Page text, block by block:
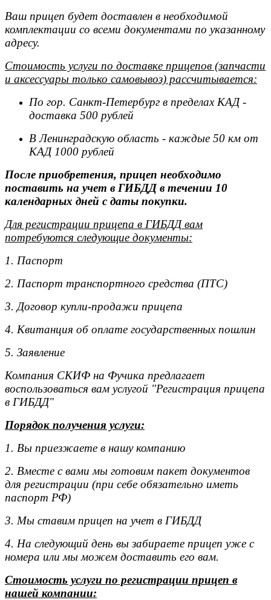
Ваш прицеп будет доставлен в необходимой
комплектации со всеми документами по указанному
адресу.
Стоимость услуги по доставке прицепов (запчасти
и аксессуары только самовывоз) рассчитывается:
По гор. Санкт-Петербург в пределах КАД -
доставка 500 рублей
В Ленинградскую область - каждые 50 км от
КАД 1000 рублей
После приобретения, прицеп необходимо
поставить на учет в ГИБДД в течении 10
календарных дней с даты покупки.
Для регистрации прицепа в ГИБДД вам
потребуются следующие документы:
1. Паспорт
2. Паспорт транспортного средства (ПТС)
3. Договор купли-продажи прицепа
4. Квитанция об оплате государственных пошлин
5. Заявление
Компания СКИФ на Фучика предлагает
воспользоваться вам услугой "Регистрация прицепа
в ГИБДД"
Порядок получения услуги:
1. Вы приезжаете в нашу компанию
2. Вместе с вами мы готовим пакет документов
для регистрации (при себе обязательно иметь
паспорт РФ)
3. Мы ставим прицеп на учет в ГИБДД
4. На следующий день вы забираете прицеп уже с
номера или мы можем доставить его вам.
Стоимость услуги по регистрации прицеп в
нашей компании: